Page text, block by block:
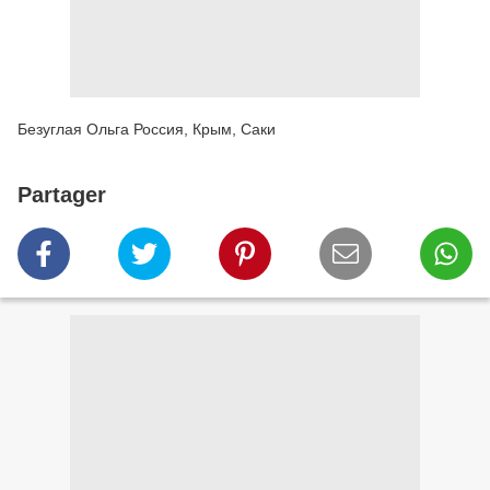
Безуглая Ольга Россия, Крым, Саки
Partager